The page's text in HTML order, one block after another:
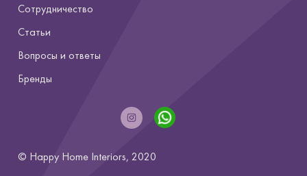
Сотрудничество
Статьи
Вопросы и ответы
Бренды
© Happy Home Interiors, 2020